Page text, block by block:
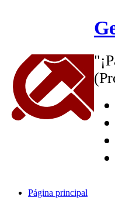
Página principal